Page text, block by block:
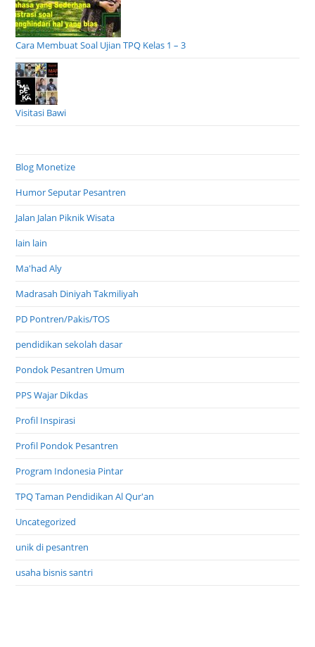
Cara Membuat Soal Ujian TPQ Kelas 1 – 3
Visitasi Bawi
Blog Monetize
Humor Seputar Pesantren
Jalan Jalan Piknik Wisata
lain lain
Ma'had Aly
Madrasah Diniyah Takmiliyah
PD Pontren/Pakis/TOS
pendidikan sekolah dasar
Pondok Pesantren Umum
PPS Wajar Dikdas
Profil Inspirasi
Profil Pondok Pesantren
Program Indonesia Pintar
TPQ Taman Pendidikan Al Qur'an
Uncategorized
unik di pesantren
usaha bisnis santri